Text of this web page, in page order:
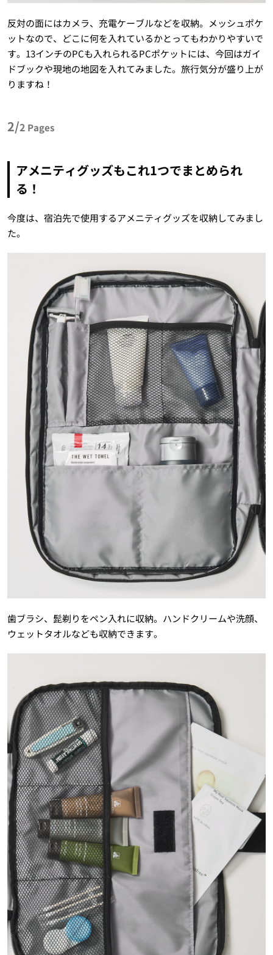
反対の面にはカメラ、充電ケーブルなどを収納。メッシュポケ
ットなので、どこに何を入れているかとってもわかりやすいで
す。13インチのPCも入れられるPCポケットには、今回はガイ
ドブックや現地の地図を入れてみました。旅行気分が盛り上が
りますね！
2/2 Pages
アメニティグッズもこれ1つでまとめられ
る！
今度は、宿泊先で使用するアメニティグッズを収納してみまし
た。
歯ブラシ、髭剃りをペン入れに収納。ハンドクリームや洗顔、
ウェットタオルなども収納できます。